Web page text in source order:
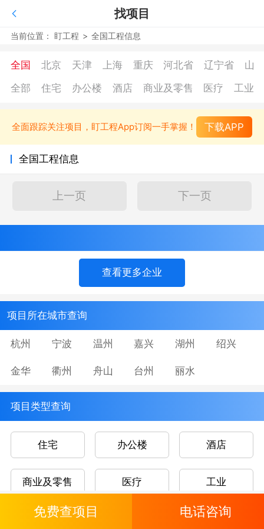
找项目
当前位置： 盯工程 > 全国工程信息
全国 北京 天津 上海 重庆 河北省 辽宁省
山
全部
住宅 办公楼 酒店 商业及零售 医疗 工业
全面跟踪关注项目，盯工程App订阅一手掌握！ 下载APP
全国工程信息
上一页 下一页
查看更多企业
项目所在城市查询
杭州 宁波 温州 嘉兴 湖州 绍兴
金华 衢州 舟山 台州 丽水
项目类型查询
住宅 办公楼 酒店
商业及零售 医疗 工业
文娱康乐 交通枢纽及仓储
免费查项目 电话咨询